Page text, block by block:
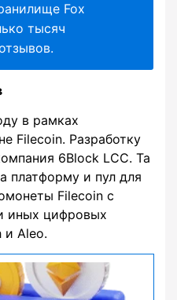
Fox
тысяч
в рамках
Filecoin. Разработку
6Block LCC. Та
платформу и пул для
Filecoin с
иных цифровых
и Aleo.